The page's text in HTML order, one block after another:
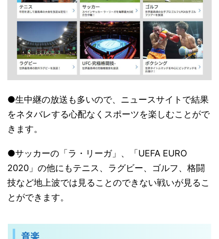
●生中継の放送も多いので、ニュースサイトで結果
をネタバレする心配なくスポーツを楽しむことがで
きます。
●サッカーの「ラ・リーガ」、「UEFA EURO
2020」の他にもテニス、ラグビー、ゴルフ、格闘
技など地上波では見ることのできない戦いが見るこ
とができます。
音楽